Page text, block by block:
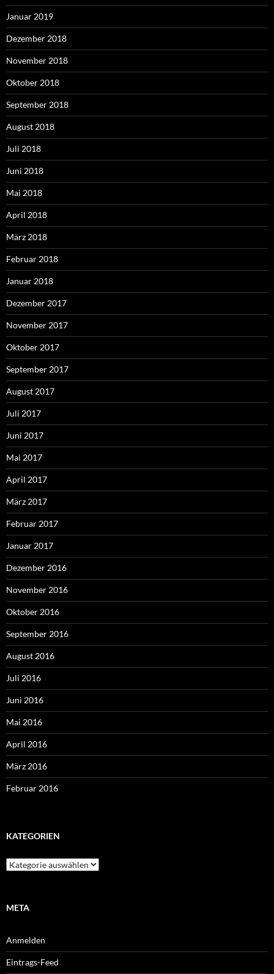
Januar 2019
Dezember 2018
November 2018
Oktober 2018
September 2018
August 2018
Juli 2018
Juni 2018
Mai 2018
April 2018
März 2018
Februar 2018
Januar 2018
Dezember 2017
November 2017
Oktober 2017
September 2017
August 2017
Juli 2017
Juni 2017
Mai 2017
April 2017
März 2017
Februar 2017
Januar 2017
Dezember 2016
November 2016
Oktober 2016
September 2016
August 2016
Juli 2016
Juni 2016
Mai 2016
April 2016
März 2016
Februar 2016
KATEGORIEN
Kategorien
META
Anmelden
Eintrags-Feed